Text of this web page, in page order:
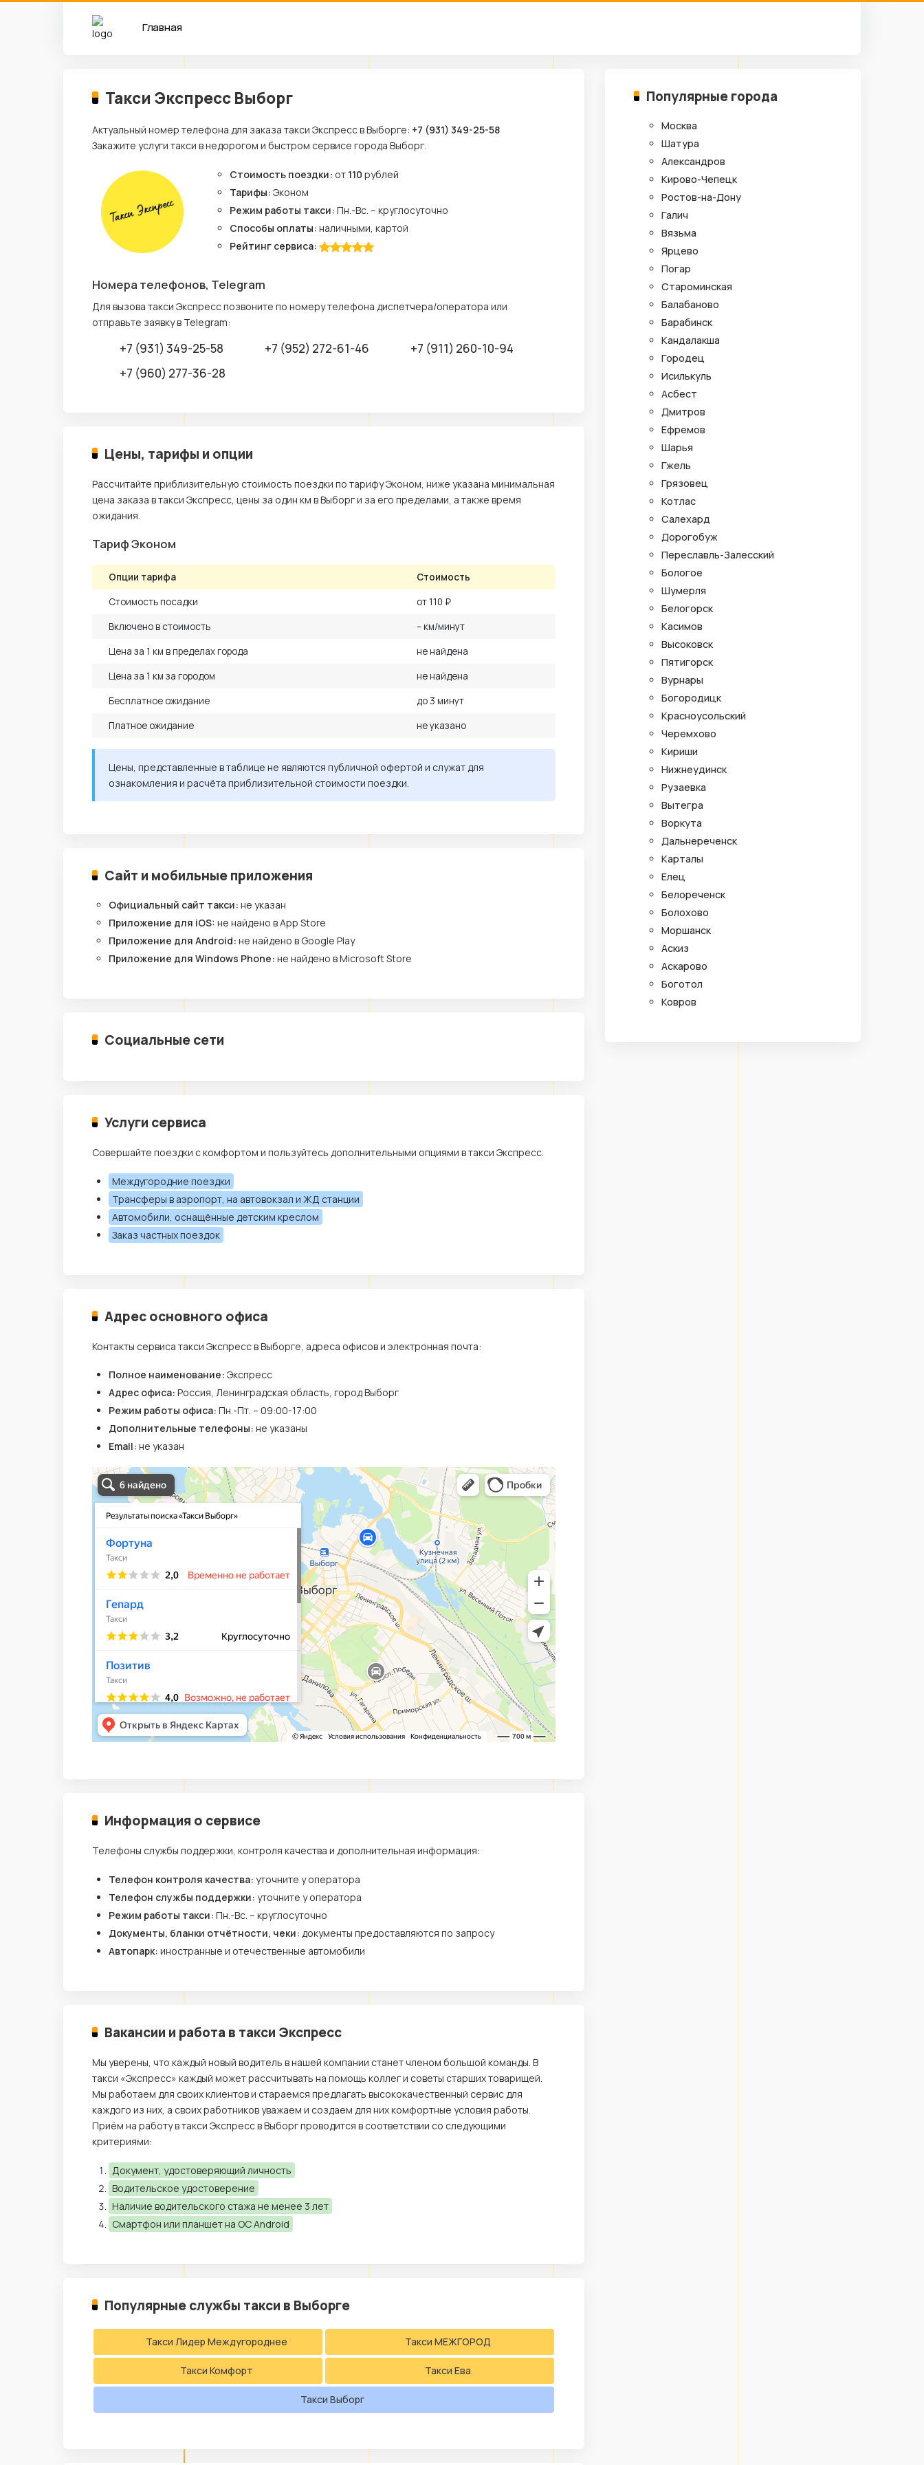
Главная
Такси Экспресс Выборг
Актуальный номер телефона для заказа такси Экспресс в Выборге: +7 (931) 349-25-58
Закажите услуги такси в недорогом и быстром сервисе города Выборг.
Стоимость поездки: от 110 рублей
Тарифы:Эконом
Режим работы такси:Пн.-Вс. – круглосуточно
Способы оплаты:наличными, картой
Рейтинг сервиса:
Номера телефонов, Telegram
Для вызова такси Экспресс позвоните по номеру телефона диспетчера/оператора или
отправьте заявку в Telegram:
+7 (931) 349-25-58 +7 (952) 272-61-46
+7 (911) 260-10-94
+7 (960) 277-36-28
Цены, тарифы и опции
Рассчитайте приблизительную стоимость поездки по тарифу Эконом, ниже указана минимальная
цена заказа в такси Экспресс, цены за один км в Выборг и за его пределами, а также время
ожидания.
Тариф Эконом
Опции тарифа
Стоимость
Стоимость посадки
от 110 ₽
Включено в стоимость
– км/минут
Цена за 1 км в пределах города
не найдена
Цена за 1 км за городом
не найдена
Бесплатное ожидание
до 3 минут
Платное ожидание
не указано
Цены, представленные в таблице не являются публичной офертой и служат для
ознакомления и расчёта приблизительной стоимости поездки.
Сайт и мобильные приложения
Официальный сайт такси: не указан
Приложение для iOS: не найдено в App Store
Приложение для Android: не найдено в Google Play
Приложение для Windows Phone: не найдено в Microsoft Store
Социальные сети
Услуги сервиса
Совершайте поездки с комфортом и пользуйтесь дополнительными опциями в такси Экспресс.
Междугородние поездки
Трансферы в аэропорт, на автовокзал и ЖД станции
Автомобили, оснащённые детским креслом
Заказ частных поездок
Адрес основного офиса
Контакты сервиса такси Экспресс в Выборге, адреса офисов и электронная почта:
Полное наименование: Экспресс
Адрес офиса: Россия, Ленинградская область, город Выборг
Режим работы офиса: Пн.-Пт. – 09:00-17:00
Дополнительные телефоны: не указаны
Email: не указан
Информация о сервисе
Телефоны службы поддержки, контроля качества и дополнительная информация:
Телефон контроля качества: уточните у оператора
Телефон службы поддержки: уточните у оператора
Режим работы такси: Пн.-Вс. – круглосуточно
Документы, бланки отчётности, чеки: документы предоставляются по запросу
Автопарк: иностранные и отечественные автомобили
Вакансии и работа в такси Экспресс
Мы уверены, что каждый новый водитель в нашей компании станет членом большой команды. В
такси «Экспресс» каждый может рассчитывать на помощь коллег и советы старших товарищей.
Мы работаем для своих клиентов и стараемся предлагать высококачественный сервис для
каждого из них, а своих работников уважаем и создаем для них комфортные условия работы.
Приём на работу в такси Экспресс в Выборг проводится в соответствии со следующими
критериями:
Документ, удостоверяющий личность
Водительское удостоверение
Наличие водительского стажа не менее 3 лет
Смартфон или планшет на ОС Android
Популярные службы такси в Выборге
Такси Лидер Междугороднее Такси МЕЖГОРОД
Такси Комфорт Такси Ева
Такси Выборг
Популярные города
Москва
Шатура
Александров
Кирово-Чепецк
Ростов-на-Дону
Галич
Вязьма
Ярцево
Погар
Староминская
Балабаново
Барабинск
Кандалакша
Городец
Исилькуль
Асбест
Дмитров
Ефремов
Шарья
Гжель
Грязовец
Котлас
Салехард
Дорогобуж
Переславль-Залесский
Бологое
Шумерля
Белогорск
Касимов
Высоковск
Пятигорск
Вурнары
Богородицк
Красноусольский
Черемхово
Кириши
Нижнеудинск
Рузаевка
Вытегра
Воркута
Дальнереченск
Карталы
Елец
Белореченск
Болохово
Моршанск
Аскиз
Аскарово
Боготол
Ковров